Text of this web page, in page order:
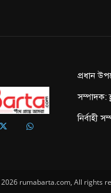
প্রধান
সম্পাদক:
নির্বাহী
rumabarta.com, All rights